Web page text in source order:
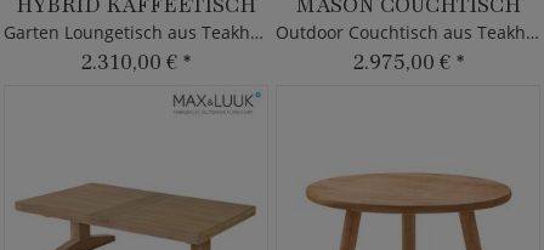
Garten Loungetisch aus Teakholz
2.310,00 € *
Outdoor Couchtisch aus Teakholz - 161x76cm
2.975,00 € *